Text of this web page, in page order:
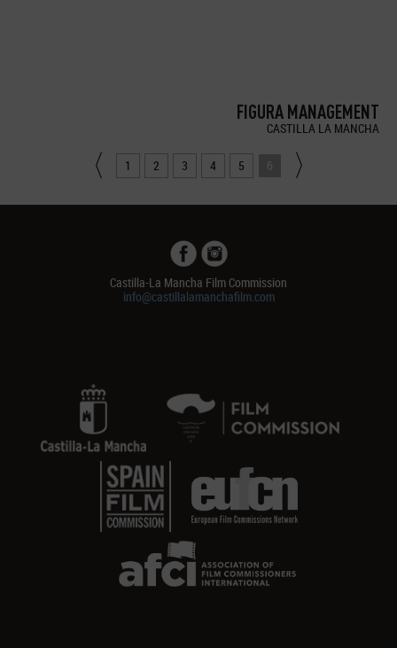
FIGURA MANAGEMENT
CASTILLA LA MANCHA
1 2 3 4 5 6
Castilla-La Mancha Film Commission
info@castillalamanchafilm.com